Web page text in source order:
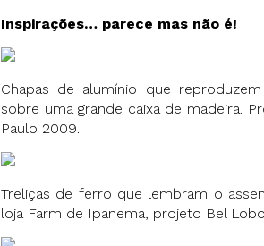
Inspirações… parece mas não é!
Chapas de alumínio que
sobre uma grande caixa de madeira.
Paulo 2009.
Treliças de ferro que lembram o
loja Farm de Ipanema, projeto Bel